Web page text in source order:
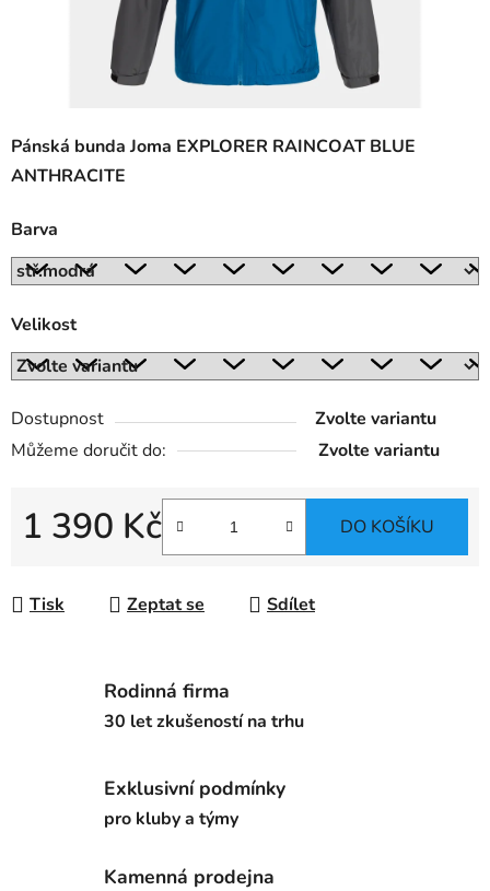
Pánská bunda Joma EXPLORER RAINCOAT BLUE
ANTHRACITE
Barva
Velikost
Dostupnost
Zvolte variantu
Můžeme doručit do:
Zvolte variantu
1 390 Kč DO KOŠÍKU
Tisk Zeptat se Sdílet
Rodinná firma
30 let zkušeností na trhu
Exklusivní podmínky
pro kluby a týmy
Kamenná prodejna